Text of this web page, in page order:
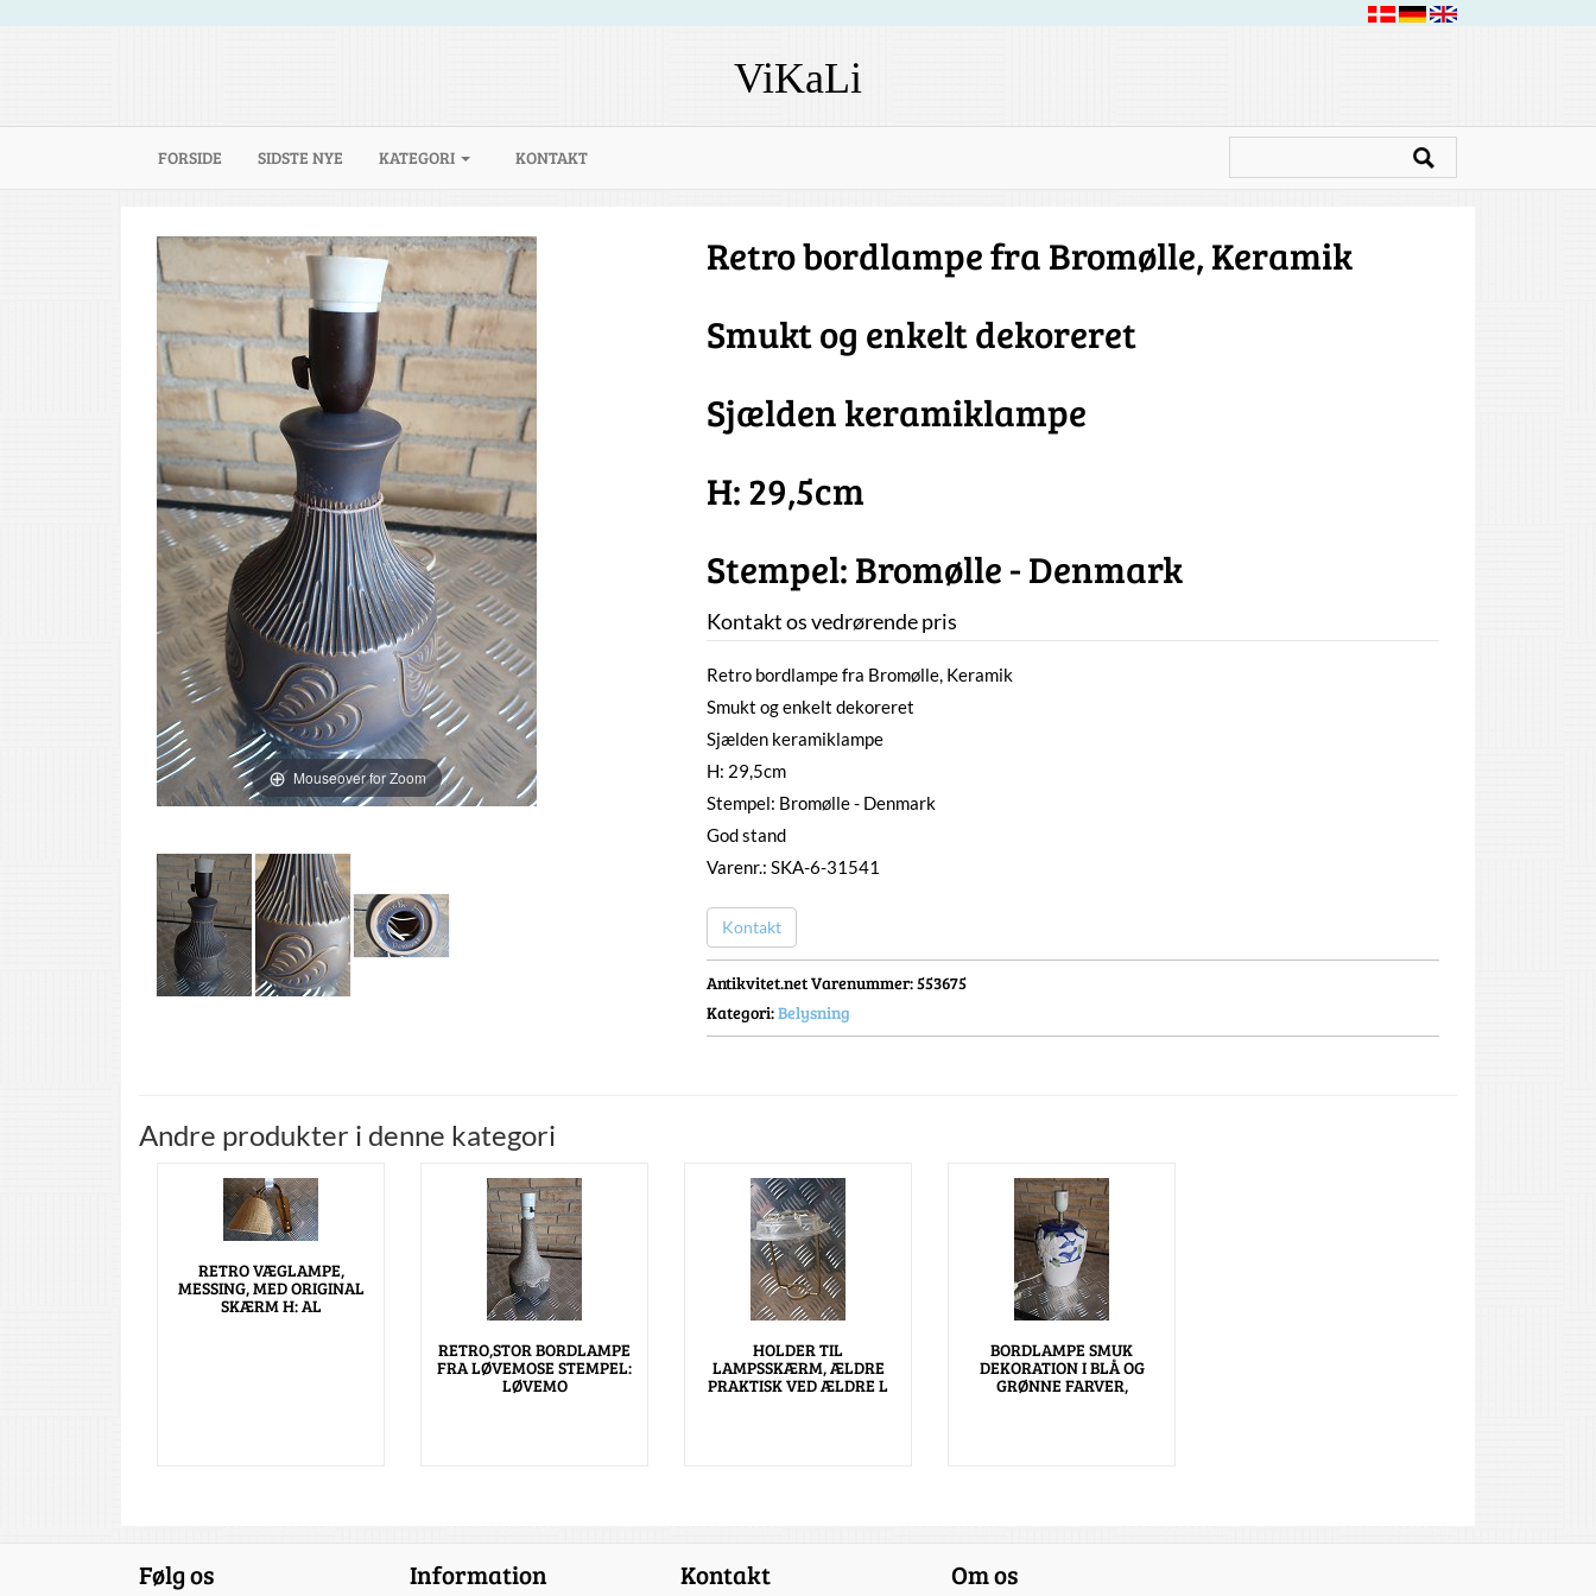
ViKaLi
FORSIDE (CURRENT)
SIDSTE NYE KATEGORI KONTAKT
Mouseover for Zoom
Retro bordlampe fra Bromølle, Keramik
Smukt og enkelt dekoreret
Sjælden keramiklampe
H: 29,5cm
Stempel: Bromølle - Denmark
Kontakt os vedrørende pris
Retro bordlampe fra Bromølle, Keramik
Smukt og enkelt dekoreret
Sjælden keramiklampe
H: 29,5cm
Stempel: Bromølle - Denmark
God stand
Varenr.: SKA-6-31541
Kontakt
Antikvitet.net Varenummer: 553675
Kategori:Belysning
Andre produkter i denne kategori
RETRO VÆGLAMPE,
MESSING, MED ORIGINAL
SKÆRM H: AL
RETRO,STOR BORDLAMPE
FRA LØVEMOSE STEMPEL:
LØVEMO
HOLDER TIL
LAMPSSKÆRM, ÆLDRE
PRAKTISK VED ÆLDRE L
BORDLAMPE SMUK
DEKORATION I BLÅ OG
GRØNNE FARVER,
Følg os Information Kontakt Om os